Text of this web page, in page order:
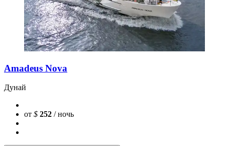
Amadeus Nova
Дунай
от $ 252 / ночь